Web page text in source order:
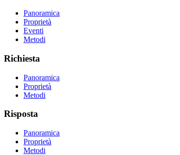
Panoramica
Proprietà
Eventi
Metodi
Richiesta
Panoramica
Proprietà
Metodi
Risposta
Panoramica
Proprietà
Metodi